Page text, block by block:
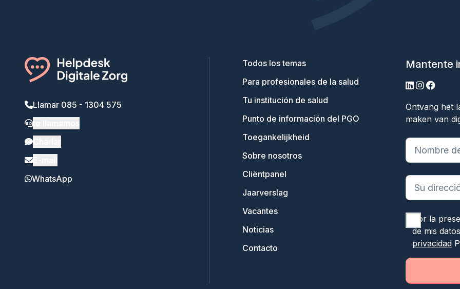
Llamar 085 - 1304 575
WhatsApp
Todos los temas
Para profesionales de la salud
Tu institución de salud
Punto de información del PGO
Toegankelijkheid
Sobre nosotros
Cliëntpanel
Jaarverslag
Vacantes
Noticias
Contacto
Mantente
linkedin
instagram
Ontvang het
maken van
"*" indica
Por la
de mis
privacidad